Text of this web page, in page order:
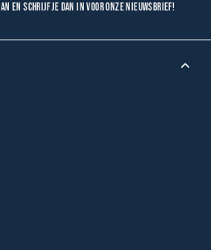
en schrijf je dan in voor onze nieuwsbrief!